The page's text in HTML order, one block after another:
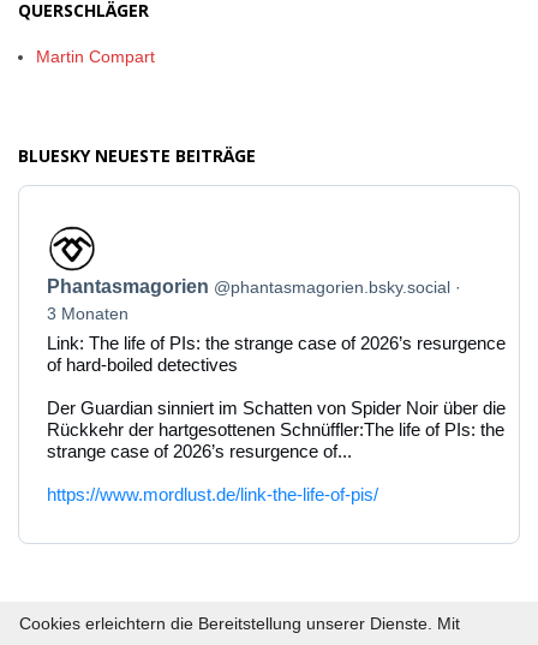
QUERSCHLÄGER
Martin Compart
BLUESKY NEUESTE BEITRÄGE
Beitrag
von
Phantasmagorien
auf
Bluesky
ansehen
Phantasmagorien @phantasmagorien.bsky.social
3 Monaten
Link: The life of PIs: the strange case of 2026’s resurgence
of hard-boiled detectives
Der Guardian sinniert im Schatten von Spider Noir über die
Rückkehr der hartgesottenen Schnüffler:The life of PIs: the
strange case of 2026’s resurgence of...
https://www.mordlust.de/link-the-life-of-pis/
Cookies erleichtern die Bereitstellung unserer Dienste. Mit